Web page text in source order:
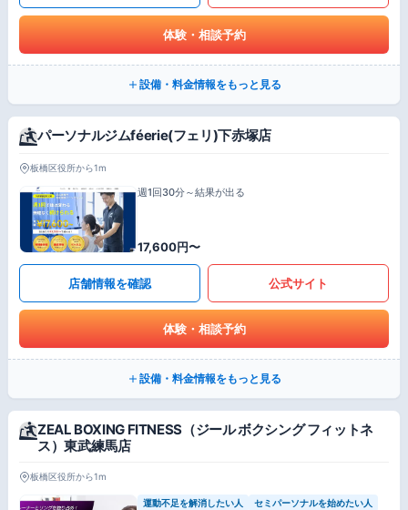
体験・相談予約
設備・料金情報をもっと見る
パーソナルジムféerie(フェリ)下赤塚店
板橋区役所から1m
週1回30分～結果が出る
17,600円〜
店舗情報を確認 公式サイト
体験・相談予約
設備・料金情報をもっと見る
ZEAL BOXING FITNESS（ジール ボクシング フィットネ
ス）東武練馬店
板橋区役所から1m
運動不足を解消したい人
セミパーソナルを始めたい人